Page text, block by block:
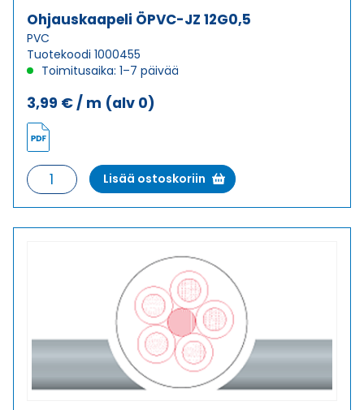
Ohjauskaapeli ÖPVC-JZ 12G0,5
PVC
Tuotekoodi 1000455
Toimitusaika: 1–7 päivää
3,99 € / m (alv 0)
Ohjauskaapeli
ÖPVC-
JZ
Lisää ostoskoriin